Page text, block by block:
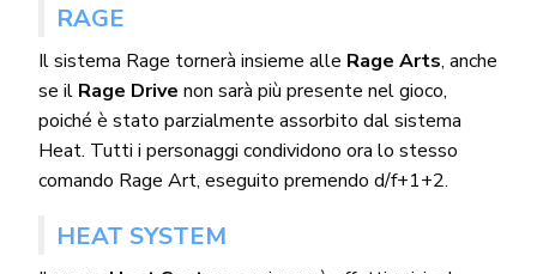
RAGE
Il sistema Rage tornerà insieme alle Rage Arts, anche
se ilRage Drive non sarà più presente nel gioco,
poiché è stato parzialmente assorbito dal sistema
Heat. Tutti i personaggi condividono ora lo stesso
comando Rage Art, eseguito premendo d/f+1+2.
HEAT SYSTEM